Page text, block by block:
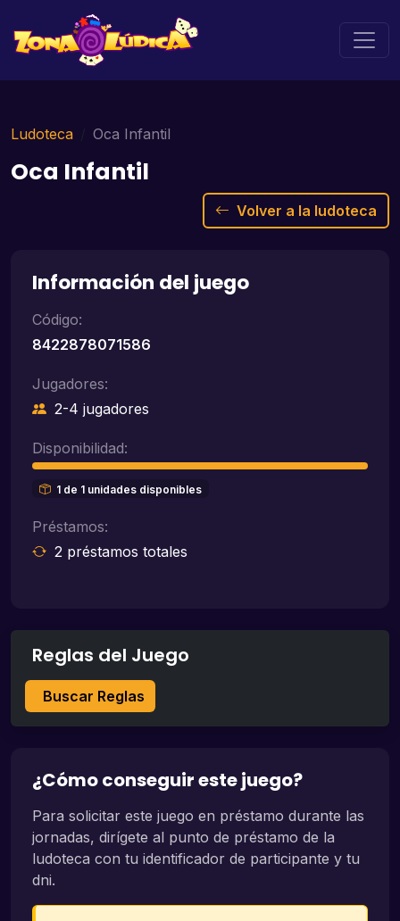
Ludoteca Oca Infantil
Oca Infantil
Volver a la ludoteca
Información del juego
Código:
8422878071586
Jugadores:
2-4 jugadores
Disponibilidad:
1 de 1 unidades disponibles
Préstamos:
2 préstamos totales
Reglas del Juego
Buscar Reglas
¿Cómo conseguir este juego?
Para solicitar este juego en préstamo durante las
jornadas, dirígete al punto de préstamo de la
ludoteca con tu identificador de participante y tu
dni.